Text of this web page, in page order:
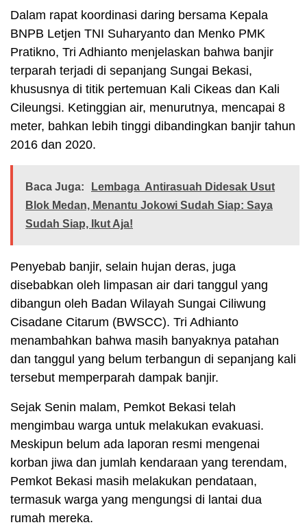
Dalam rapat koordinasi daring bersama Kepala
BNPB Letjen TNI Suharyanto dan Menko PMK
Pratikno, Tri Adhianto menjelaskan bahwa banjir
terparah terjadi di sepanjang Sungai Bekasi,
khususnya di titik pertemuan Kali Cikeas dan Kali
Cileungsi. Ketinggian air, menurutnya, mencapai 8
meter, bahkan lebih tinggi dibandingkan banjir tahun
2016 dan 2020.
Baca Juga:
Lembaga Antirasuah Didesak Usut
Blok Medan, Menantu Jokowi Sudah Siap: Saya
Sudah Siap, Ikut Aja!
Penyebab banjir, selain hujan deras, juga
disebabkan oleh limpasan air dari tanggul yang
dibangun oleh Badan Wilayah Sungai Ciliwung
Cisadane Citarum (BWSCC). Tri Adhianto
menambahkan bahwa masih banyaknya patahan
dan tanggul yang belum terbangun di sepanjang kali
tersebut memperparah dampak banjir.
Sejak Senin malam, Pemkot Bekasi telah
mengimbau warga untuk melakukan evakuasi.
Meskipun belum ada laporan resmi mengenai
korban jiwa dan jumlah kendaraan yang terendam,
Pemkot Bekasi masih melakukan pendataan,
termasuk warga yang mengungsi di lantai dua
rumah mereka.